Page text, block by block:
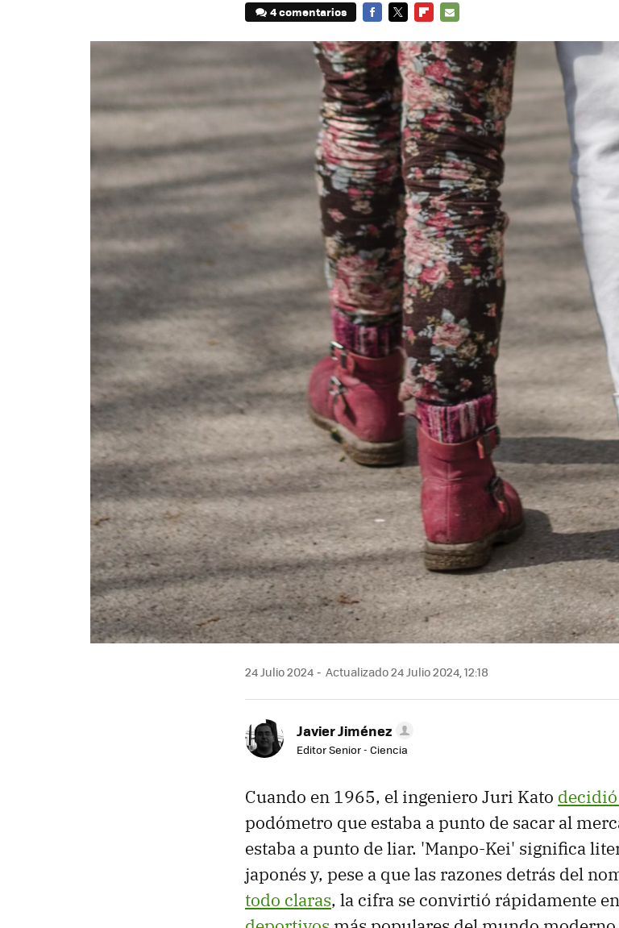
4 comentarios
MAIL
24 Julio 2024 Actualizado 24 Julio 2024, 12:18
Javier Jiménez
Editor Senior - Ciencia
Cuando en 1965, el ingeniero Juri Kato
podómetro que estaba a punto de sacar al
estaba a punto de liar. 'Manpo-Kei' significa
japonés y, pese a que las razones detrás del
todo claras, la cifra se convirtió rápidamente en